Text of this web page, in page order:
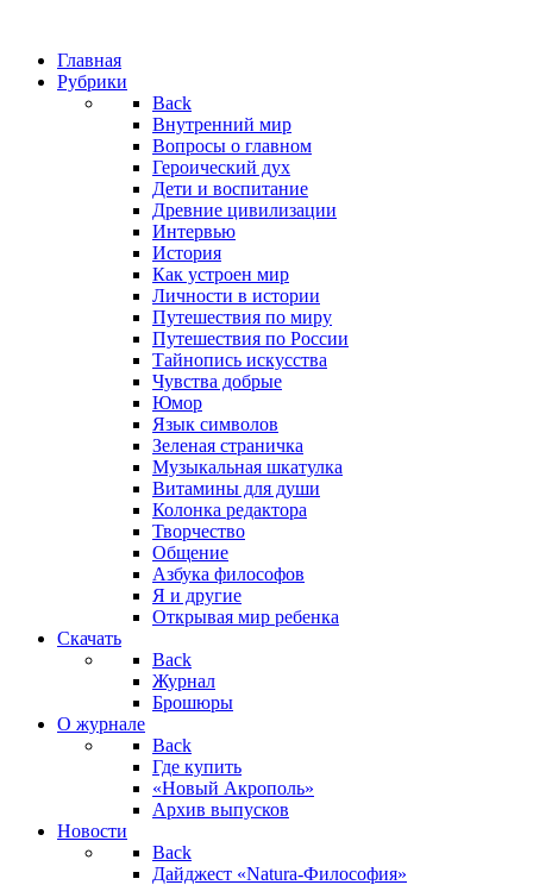
Главная
Рубрики
Back
Внутренний мир
Вопросы о главном
Героический дух
Дети и воспитание
Древние цивилизации
Интервью
История
Как устроен мир
Личности в истории
Путешествия по миру
Путешествия по России
Тайнопись искусства
Чувства добрые
Юмор
Язык символов
Зеленая страничка
Музыкальная шкатулка
Витамины для души
Колонка редактора
Творчество
Общение
Азбука философов
Я и другие
Открывая мир ребенка
Скачать
Back
Журнал
Брошюры
О журнале
Back
Где купить
«Новый Акрополь»
Архив выпусков
Новости
Back
Дайджест «Natura-Философия»